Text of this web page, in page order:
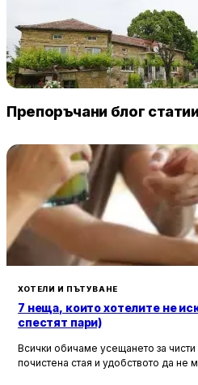
Villa Vin Santo
Винарово 89 € /
Препоръчани блог
ХОТЕЛИ И ПЪТУВАНЕ
7 неща, които хотелите не
спестят пари)
Всички обичаме усещането за
почистена стая и удобството да не